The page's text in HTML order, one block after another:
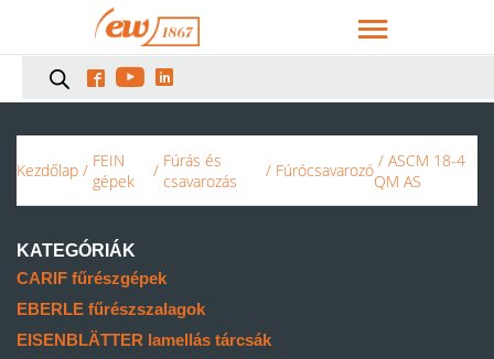
  
Kezdőlap / FEIN
gépek
/ Fúrás és
csavarozás
/ Fúrócsavarozó / ASCM 18-4
QM AS
KATEGÓRIÁK
CARIF fűrészgépek
EBERLE fűrészszalagok
EISENBLÄTTER lamellás tárcsák